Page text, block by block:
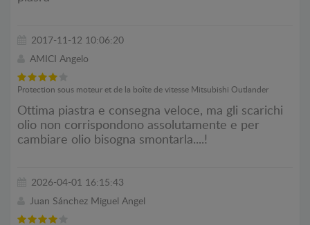
2017-11-12 10:06:20
AMICI Angelo
Protection sous moteur et de la boîte de vitesse Mitsubishi Outlander
Ottima piastra e consegna veloce, ma gli scarichi
olio non corrispondono assolutamente e per
cambiare olio bisogna smontarla....!
2026-04-01 16:15:43
Juan Sánchez Miguel Angel